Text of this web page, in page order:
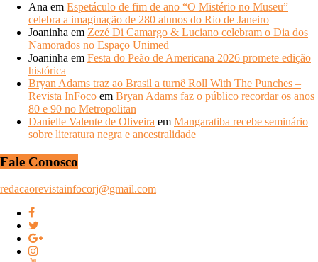
Ana em Espetáculo de fim de ano “O Mistério no Museu”
celebra a imaginação de 280 alunos do Rio de Janeiro
Joaninha em Zezé Di Camargo & Luciano celebram o Dia dos
Namorados no Espaço Unimed
Joaninha em Festa do Peão de Americana 2026 promete edição
histórica
Bryan Adams traz ao Brasil a turnê Roll With The Punches –
Revista InFoco em Bryan Adams faz o público recordar os anos
80 e 90 no Metropolitan
Danielle Valente de Oliveira em Mangaratiba recebe seminário
sobre literatura negra e ancestralidade
Fale Conosco
redacaorevistainfocorj@gmail.com